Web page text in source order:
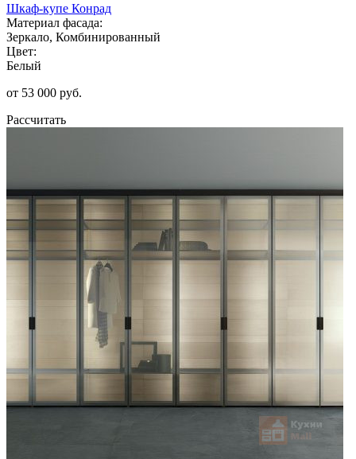
Шкаф-купе Конрад
Материал фасада:
Зеркало, Комбинированный
Цвет:
Белый
от 53 000 руб.
Рассчитать